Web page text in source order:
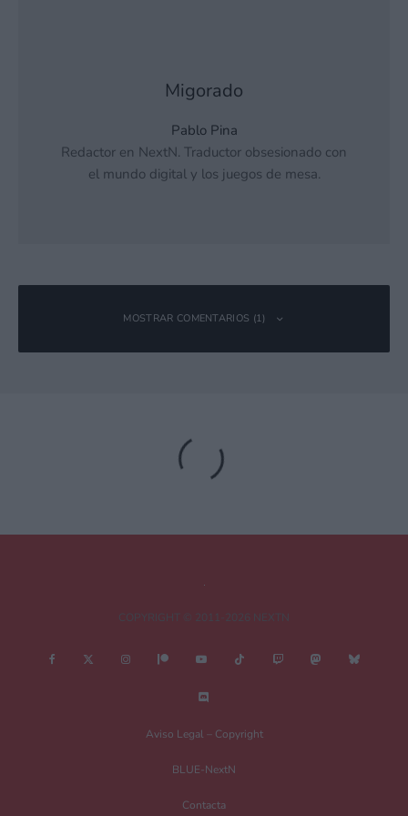
Migorado
Pablo Pina
Redactor en NextN. Traductor obsesionado con
el mundo digital y los juegos de mesa.
MOSTRAR COMENTARIOS (1)
Yo voy por el nivel 26 y llevo 331.990 pasos dados. Pero con
Comentario
Aviso Legal – Copyright
BLUE-NextN
Contacta